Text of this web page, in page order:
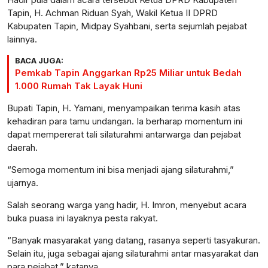
Tapin, H. Achman Riduan Syah, Wakil Ketua II DPRD
Kabupaten Tapin, Midpay Syahbani, serta sejumlah pejabat
lainnya.
BACA JUGA:
Pemkab Tapin Anggarkan Rp25 Miliar untuk Bedah
1.000 Rumah Tak Layak Huni
Bupati Tapin, H. Yamani, menyampaikan terima kasih atas
kehadiran para tamu undangan. Ia berharap momentum ini
dapat mempererat tali silaturahmi antarwarga dan pejabat
daerah.
“Semoga momentum ini bisa menjadi ajang silaturahmi,”
ujarnya.
Salah seorang warga yang hadir, H. Imron, menyebut acara
buka puasa ini layaknya pesta rakyat.
“Banyak masyarakat yang datang, rasanya seperti tasyakuran.
Selain itu, juga sebagai ajang silaturahmi antar masyarakat dan